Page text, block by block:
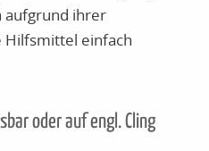
aufgrund ihrer
Hilfsmittel einfach
oder auf engl. Cling